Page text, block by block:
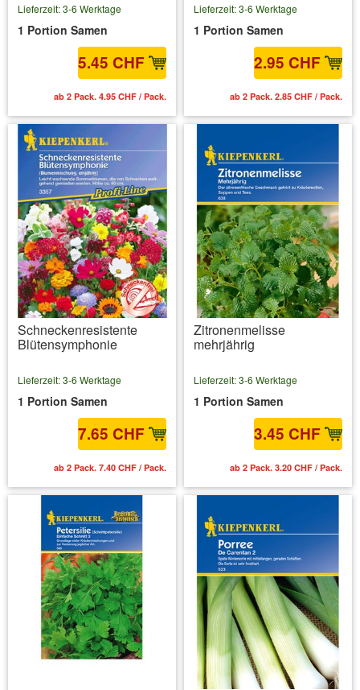
Lieferzeit: 3-6 Werktage
1 Portion Samen
5.45 CHF
ab 2 Pack. 4.95 CHF / Pack.
Lieferzeit: 3-6 Werktage
1 Portion Samen
2.95 CHF
ab 2 Pack. 2.85 CHF / Pack.
Schneckenresistente
Blütensymphonie
Lieferzeit: 3-6 Werktage
1 Portion Samen
7.65 CHF
ab 2 Pack. 7.40 CHF / Pack.
Zitronenmelisse
mehrjährig
Lieferzeit: 3-6 Werktage
1 Portion Samen
3.45 CHF
ab 2 Pack. 3.20 CHF / Pack.